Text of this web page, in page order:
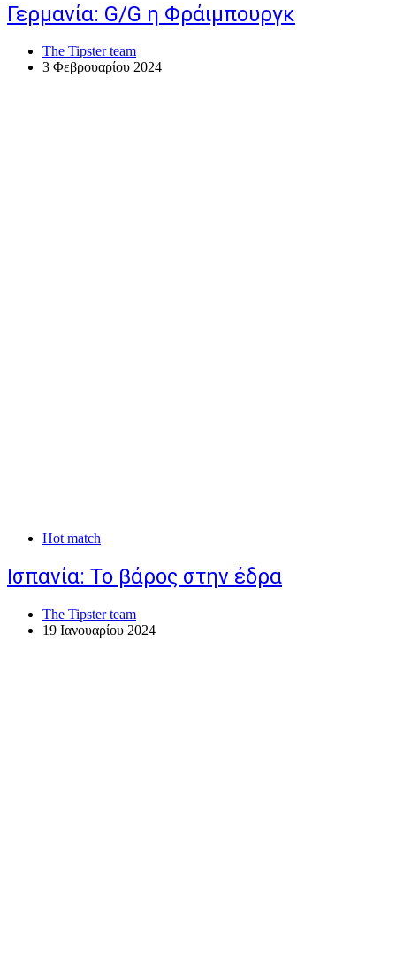
Γερμανία: G/G η Φράιμπουργκ
The Tipster team
3 Φεβρουαρίου 2024
Hot match
Ισπανία: Το βάρος στην έδρα
The Tipster team
19 Ιανουαρίου 2024